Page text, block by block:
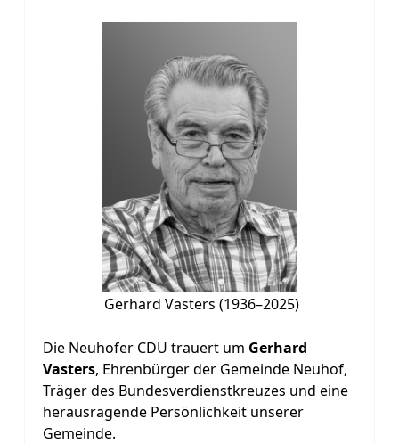
Gerhard Vasters (1936–2025)
Die Neuhofer CDU trauert um Gerhard
Vasters, Ehrenbürger der Gemeinde Neuhof,
Träger des Bundesverdienstkreuzes und eine
herausragende Persönlichkeit unserer
Gemeinde.